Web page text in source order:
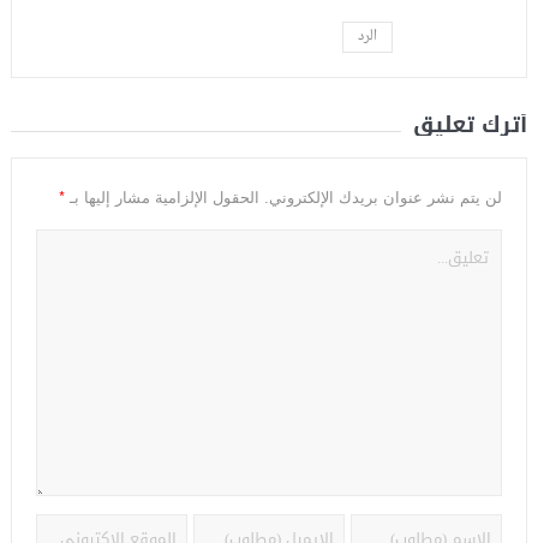
الرد
أترك تعليق
لن يتم نشر عنوان بريدك الإلكتروني. الحقول الإلزامية مشار إليها بـ *